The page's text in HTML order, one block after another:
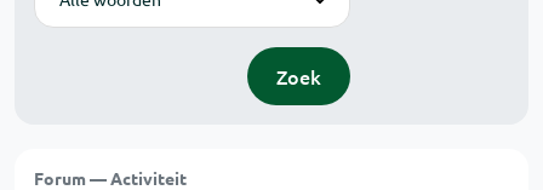
Zoek
Forum — Activiteit